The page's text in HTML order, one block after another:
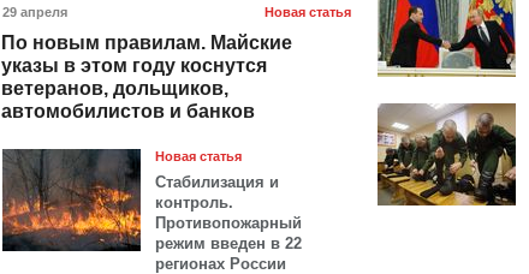
Новая статья
29 апреля
По новым правилам. Майские
указы в этом году коснутся
ветеранов, дольщиков,
автомобилистов и банков
Новая статья
Стабилизация и
контроль.
Противопожарный
режим введен в 22
регионах России